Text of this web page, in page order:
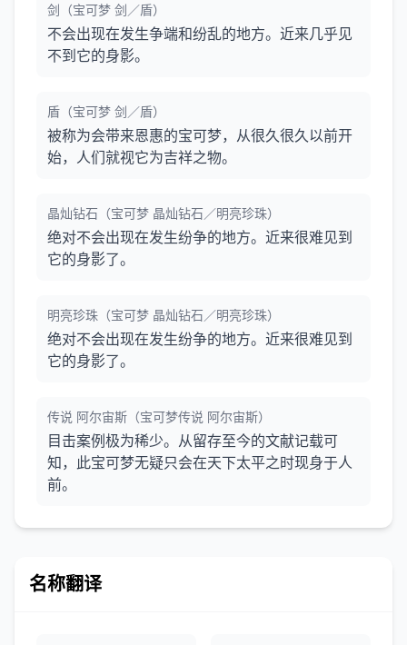
剑（宝可梦 剑／盾）
不会出现在发生争端和纷乱的地方。近来几乎见
不到它的身影。
盾（宝可梦 剑／盾）
被称为会带来恩惠的宝可梦，从很久很久以前开
始，人们就视它为吉祥之物。
晶灿钻石（宝可梦 晶灿钻石／明亮珍珠）
绝对不会出现在发生纷争的地方。近来很难见到
它的身影了。
明亮珍珠（宝可梦 晶灿钻石／明亮珍珠）
绝对不会出现在发生纷争的地方。近来很难见到
它的身影了。
传说 阿尔宙斯（宝可梦传说 阿尔宙斯）
目击案例极为稀少。从留存至今的文献记载可
知，此宝可梦无疑只会在天下太平之时现身于人
前。
名称翻译